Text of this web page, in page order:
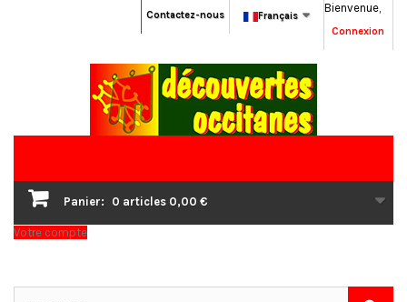
Bienvenue,
Connexion
Français
Contactez-nous
Panier: 0 articles 0,00 €
Votre compte